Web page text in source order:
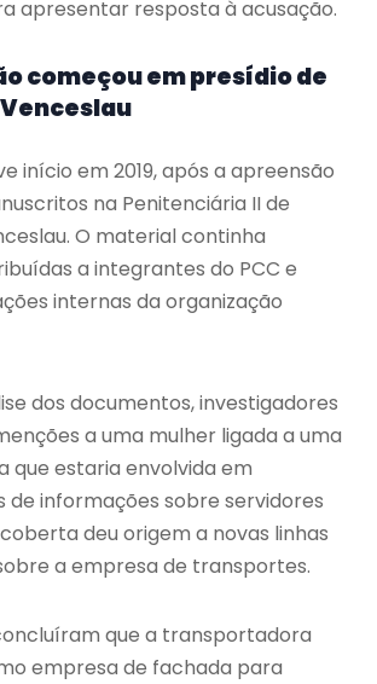
apresentar resposta à acusação.
começou em presídio de
início em 2019, após a apreensão
na Penitenciária II de
O material continha
a integrantes do PCC e
internas da organização
dos documentos, investigadores
a uma mulher ligada a uma
que estaria envolvida em
de informações sobre servidores
deu origem a novas linhas
a empresa de transportes.
que a transportadora
empresa de fachada para